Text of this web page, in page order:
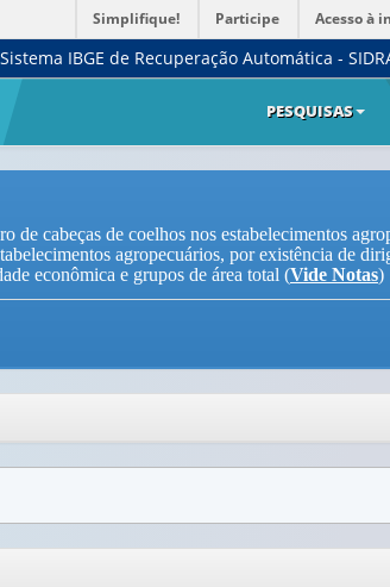
Simplifique! Participe Acesso à
Sistema IBGE de Recuperação Automática -
PESQUISAS
cabeças de coelhos nos estabelecimentos
agropecuários, por existência de
econômica e grupos de área total (Vide Notas)